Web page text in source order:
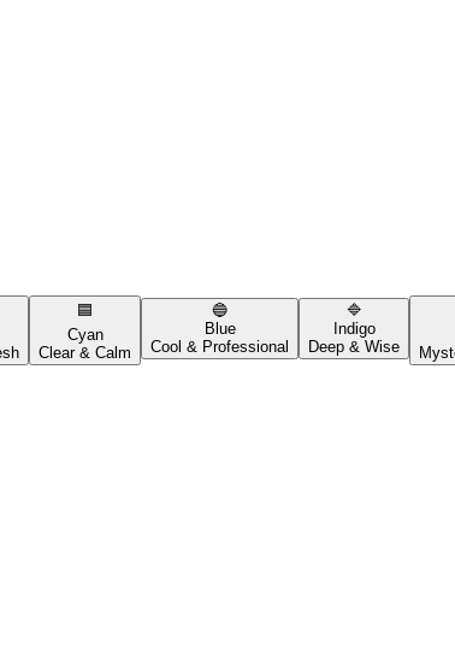
🟦
Cyan
Clear & Calm
🔵
Blue
Cool & Professional
🔷
Indigo
Deep & Wise